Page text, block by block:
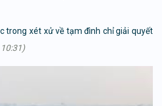
trong xét xử về tạm đình chỉ giải quyết